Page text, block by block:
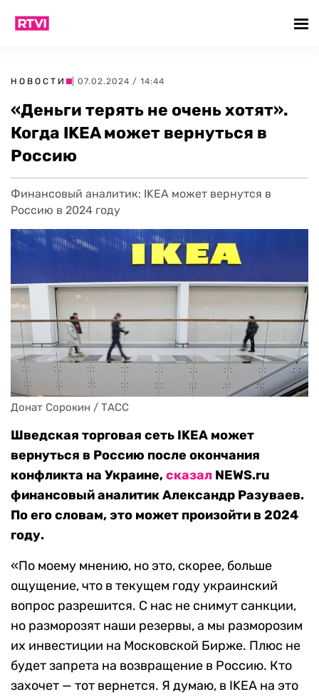
НОВОСТИ | 07.02.2024 / 14:44
«Деньги терять не очень хотят».
Когда IKEA может вернуться в
Россию
Финансовый аналитик: IKEA может вернутся в
Россию в 2024 году
Донат Сорокин / ТАСС
Шведская торговая сеть IKEA может
вернуться в Россию после окончания
конфликта на Украине,сказал NEWS.ru
финансовый аналитик Александр Разуваев.
По его словам, это может произойти в 2024
году.
«По моему мнению, но это, скорее, больше
ощущение, что в текущем году украинский
вопрос разрешится. С нас не снимут санкции,
но разморозят наши резервы, а мы разморозим
их инвестиции на Московской Бирже. Плюс не
будет запрета на возвращение в Россию. Кто
захочет — тот вернется. Я думаю, в IKEA на это